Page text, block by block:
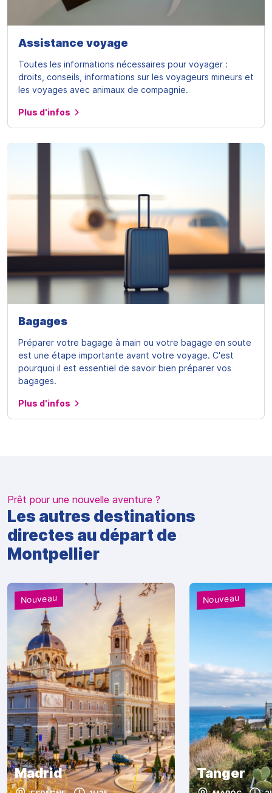
Assistance voyage
Toutes les informations nécessaires pour voyager :
droits, conseils, informations sur les voyageurs mineurs et
les voyages avec animaux de compagnie.
Plus d'infos
Bagages
Préparer votre bagage à main ou votre bagage en soute
est une étape importante avant votre voyage. C'est
pourquoi il est essentiel de savoir bien préparer vos
bagages.
Plus d'infos
Prêt pour une nouvelle aventure ?
Les autres destinations
directes au départ de
Montpellier
Nouveau
Madrid
Nouveau
Tanger